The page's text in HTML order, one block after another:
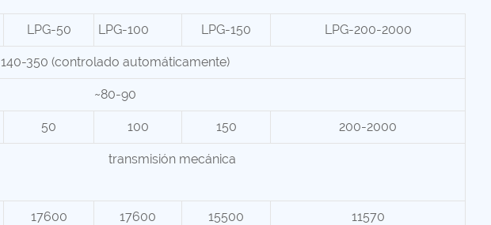
LPG-50 LPG-100 LPG-150 LPG-200-2000
140-350 (controlado automáticamente)
~80-90
50 100 150 200-2000
transmisión mecánica
17600 17600 15500 11570